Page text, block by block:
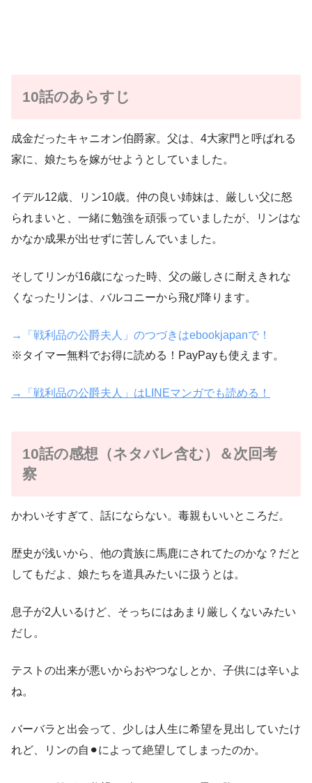
10話のあらすじ
成金だったキャニオン伯爵家。父は、4大家門と呼ばれる
家に、娘たちを嫁がせようとしていました。
イデル12歳、リン10歳。仲の良い姉妹は、厳しい父に怒
られまいと、一緒に勉強を頑張っていましたが、リンはな
かなか成果が出せずに苦しんでいました。
そしてリンが16歳になった時、父の厳しさに耐えきれな
くなったリンは、バルコニーから飛び降ります。
→「戦利品の公爵夫人」のつづきはebookjapanで！
※タイマー無料でお得に読める！PayPayも使えます。
→「戦利品の公爵夫人」はLINEマンガでも読める！
10話の感想（ネタバレ含む）＆次回考
察
かわいそすぎて、話にならない。毒親もいいところだ。
歴史が浅いから、他の貴族に馬鹿にされてたのかな？だと
してもだよ、娘たちを道具みたいに扱うとは。
息子が2人いるけど、そっちにはあまり厳しくないみたい
だし。
テストの出来が悪いからおやつなしとか、子供には辛いよ
ね。
バーバラと出会って、少しは人生に希望を見出していたけ
れど、リンの自⚫︎によって絶望してしまったのか。